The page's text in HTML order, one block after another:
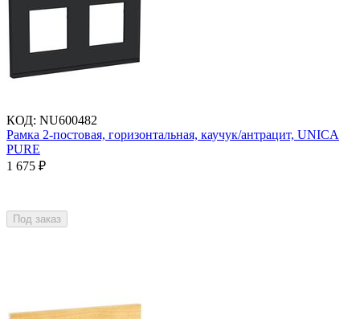
КОД: NU600482
Рамка 2-постовая, горизонтальная, каучук/антрацит, UNICA
PURE
1 675 ₽
Под заказ